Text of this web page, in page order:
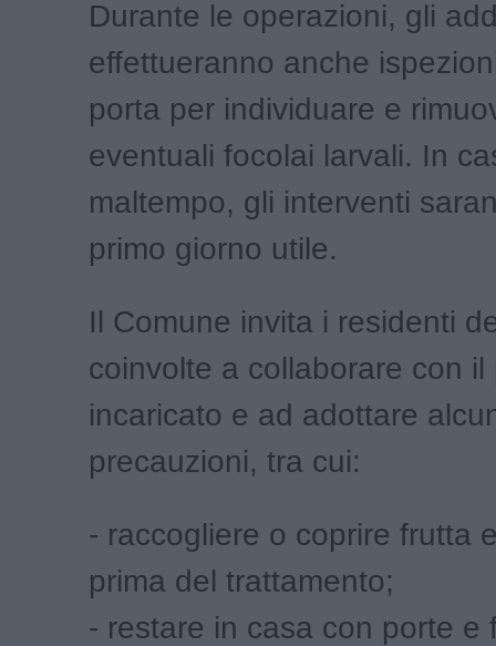
Durante le operazioni, gli
effettueranno anche
porta per individuare e
eventuali focolai larvali. In
maltempo, gli interventi
primo giorno utile.
Il Comune invita i residenti
coinvolte a collaborare con il
incaricato e ad adottare
precauzioni, tra cui:
- raccogliere o coprire frutta
prima del trattamento;
- restare in casa con porte e